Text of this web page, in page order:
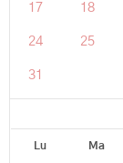
17 18
24 25
31
Lu Ma